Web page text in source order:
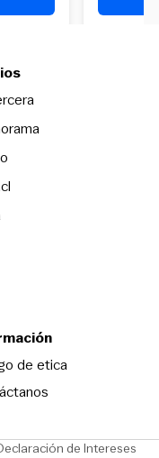
Opens in new
Opens in new window
de eticaOpens in new
in new window
de Intereses